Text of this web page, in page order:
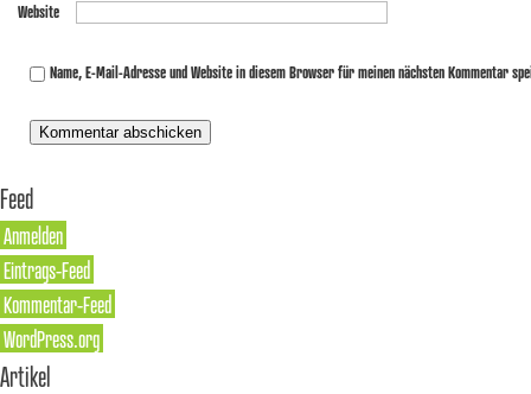
Website
Name, E-Mail-Adresse und Website in diesem Browser für meinen nächsten Kommentar
Feed
Anmelden
Eintrags-Feed
Kommentar-Feed
WordPress.org
Artikel